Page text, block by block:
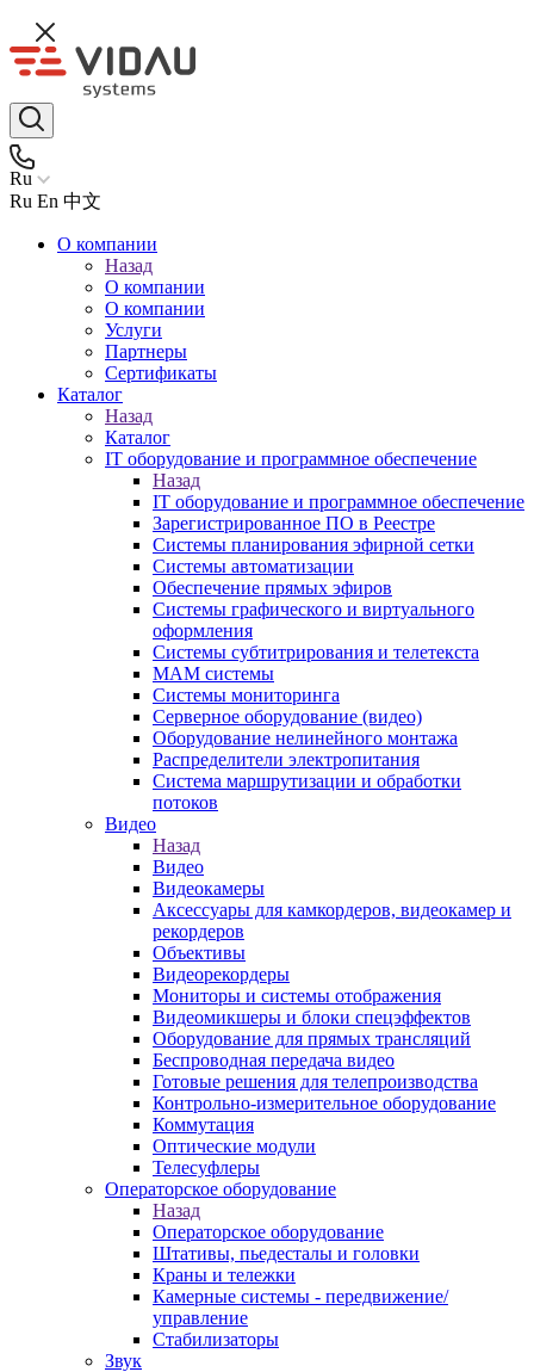
Ru
Ru En 中文
О компании
Назад
О компании
О компании
Услуги
Партнеры
Сертификаты
Каталог
Назад
Каталог
IT оборудование и программное обеспечение
Назад
IT оборудование и программное обеспечение
Зарегистрированное ПО в Реестре
Системы планирования эфирной сетки
Системы автоматизации
Обеспечение прямых эфиров
Системы графического и виртуального
оформления
Системы субтитрирования и телетекста
MAM системы
Системы мониторинга
Серверное оборудование (видео)
Оборудование нелинейного монтажа
Распределители электропитания
Система маршрутизации и обработки
потоков
Видео
Назад
Видео
Видеокамеры
Аксессуары для камкордеров, видеокамер и
рекордеров
Объективы
Видеорекордеры
Мониторы и системы отображения
Видеомикшеры и блоки спецэффектов
Оборудование для прямых трансляций
Беспроводная передача видео
Готовые решения для телепроизводства
Контрольно-измерительное оборудование
Коммутация
Оптические модули
Телесуфлеры
Операторское оборудование
Назад
Операторское оборудование
Штативы, пьедесталы и головки
Краны и тележки
Камерные системы - передвижение/
управление
Стабилизаторы
Звук